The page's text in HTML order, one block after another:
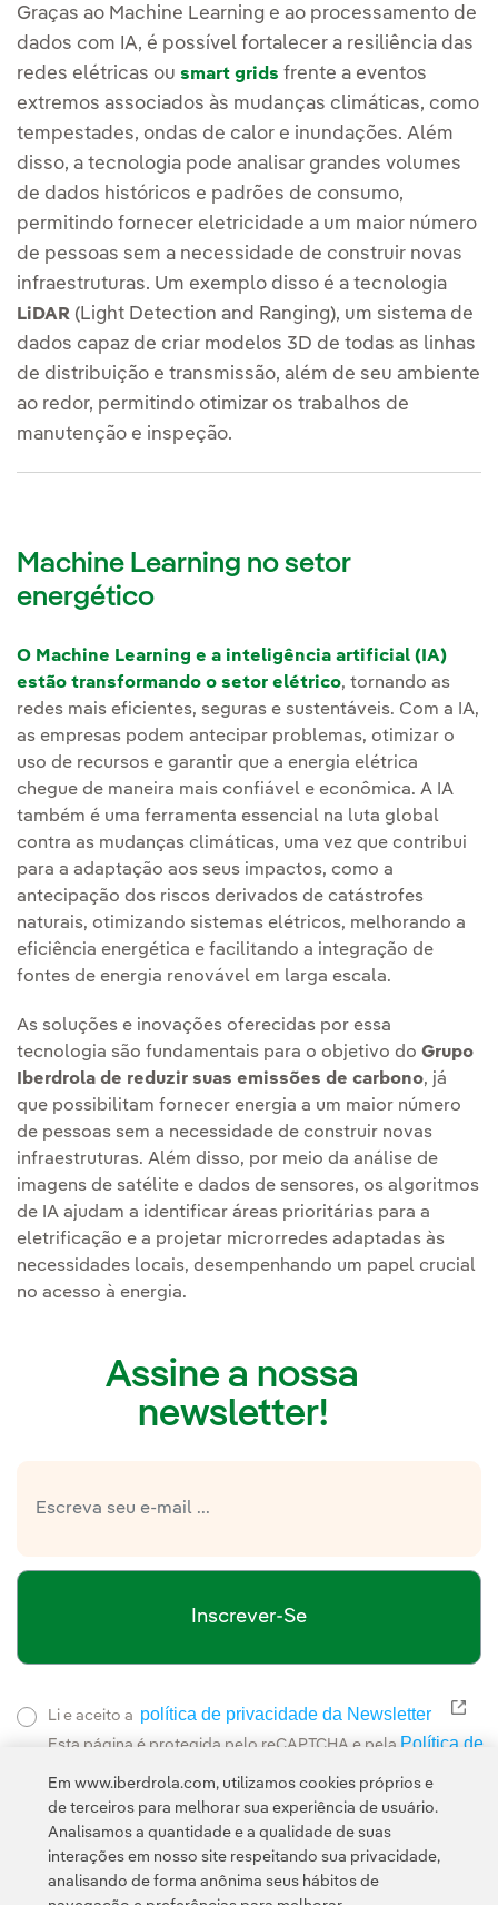
Graças ao Machine Learning e ao processamento de
dados com IA, é possível fortalecer a resiliência das
redes elétricas ou smart grids frente a eventos
extremos associados às mudanças climáticas, como
tempestades, ondas de calor e inundações. Além
disso, a tecnologia pode analisar grandes volumes
de dados históricos e padrões de consumo,
permitindo fornecer eletricidade a um maior número
de pessoas sem a necessidade de construir novas
infraestruturas. Um exemplo disso é a tecnologia
LiDAR (Light Detection and Ranging), um sistema de
dados capaz de criar modelos 3D de todas as linhas
de distribuição e transmissão, além de seu ambiente
ao redor, permitindo otimizar os trabalhos de
manutenção e inspeção.
Machine Learning no setor
energético
O Machine Learning e a inteligência artificial (IA)
estão transformando o setor elétrico, tornando as
redes mais eficientes, seguras e sustentáveis. Com a IA,
as empresas podem antecipar problemas, otimizar o
uso de recursos e garantir que a energia elétrica
chegue de maneira mais confiável e econômica. A IA
também é uma ferramenta essencial na luta global
contra as mudanças climáticas, uma vez que contribui
para a adaptação aos seus impactos, como a
antecipação dos riscos derivados de catástrofes
naturais, otimizando sistemas elétricos, melhorando a
eficiência energética e facilitando a integração de
fontes de energia renovável em larga escala.
As soluções e inovações oferecidas por essa
tecnologia são fundamentais para o objetivo do Grupo
Iberdrola de reduzir suas emissões de carbono, já
que possibilitam fornecer energia a um maior número
de pessoas sem a necessidade de construir novas
infraestruturas. Além disso, por meio da análise de
imagens de satélite e dados de sensores, os algoritmos
de IA ajudam a identificar áreas prioritárias para a
eletrificação e a projetar microrredes adaptadas às
necessidades locais, desempenhando um papel crucial
no acesso à energia.
Assine a nossa
newsletter!
Inscrever-Se
Li e aceito a política de privacidade da Newsletter Link
Esta página é protegida pelo reCAPTCHA e pela Política de
Em www.iberdrola.com, utilizamos cookies próprios e
de terceiros para melhorar sua experiência de usuário.
Analisamos a quantidade e a qualidade de suas
interações em nosso site respeitando sua privacidade,
analisando de forma anônima seus hábitos de